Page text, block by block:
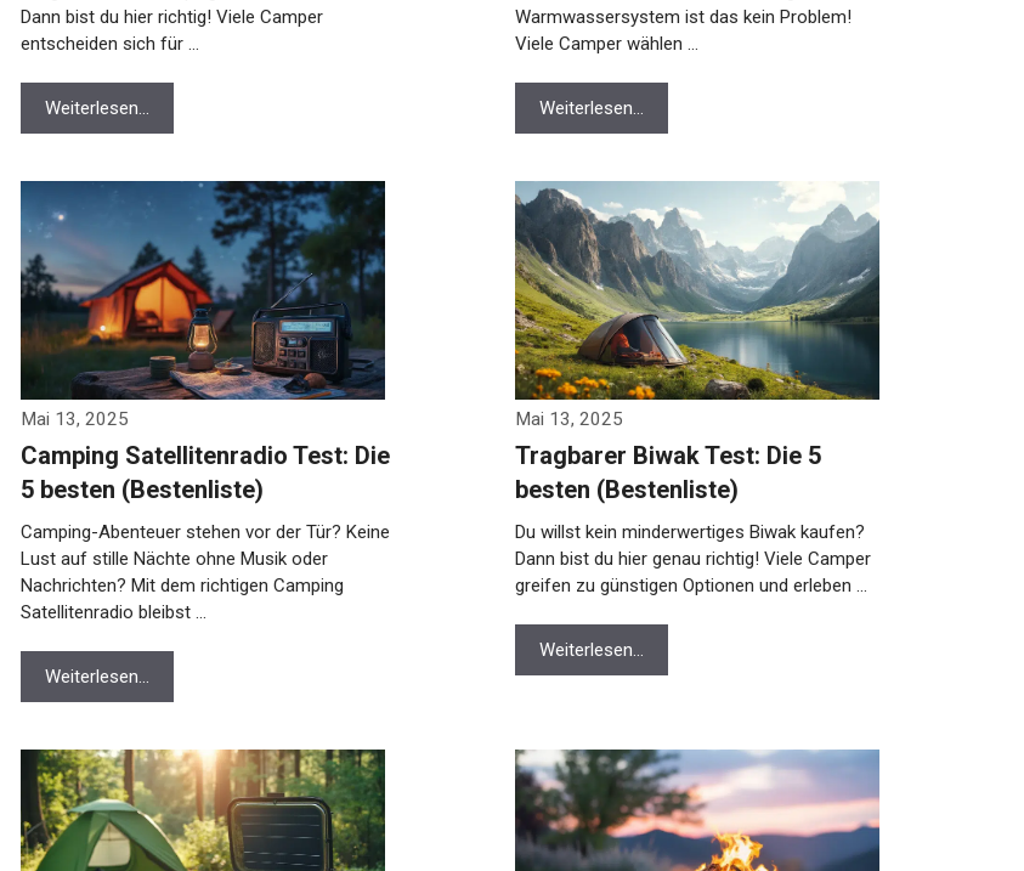
Dann bist du hier richtig! Viele Camper
entscheiden sich für …
Weiterlesen…
Warmwassersystem ist das kein Problem!
Viele Camper wählen …
Weiterlesen…
Mai 13, 2025
Camping Satellitenradio Test: Die
5 besten (Bestenliste)
Camping-Abenteuer stehen vor der Tür? Keine
Lust auf stille Nächte ohne Musik oder
Nachrichten? Mit dem richtigen Camping
Satellitenradio bleibst …
Weiterlesen…
Mai 13, 2025
Tragbarer Biwak Test: Die 5
besten (Bestenliste)
Du willst kein minderwertiges Biwak kaufen?
Dann bist du hier genau richtig! Viele Camper
greifen zu günstigen Optionen und erleben …
Weiterlesen…